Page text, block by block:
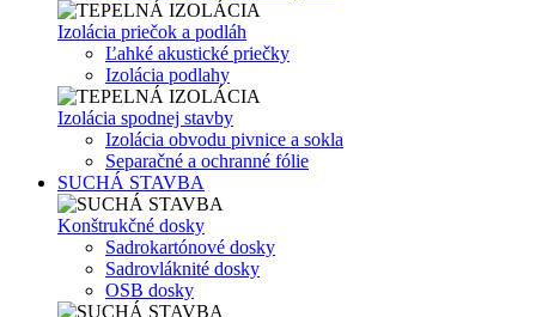
Izolácia priečok a podláh
Ľahké akustické priečky
Izolácia podlahy
Izolácia spodnej stavby
Izolácia obvodu pivnice a sokla
Separačné a ochranné fólie
SUCHÁ STAVBA
Konštrukčné dosky
Sadrokartónové dosky
Sadrovláknité dosky
OSB dosky